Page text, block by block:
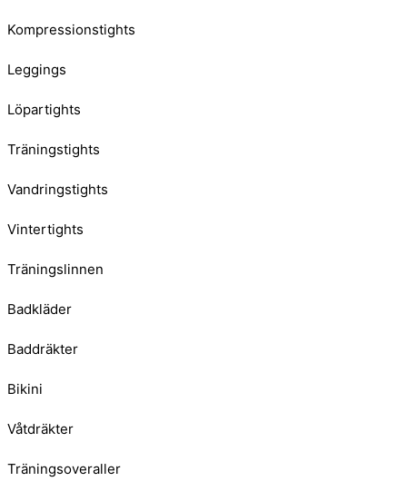
Kompressionstights
Leggings
Löpartights
Träningstights
Vandringstights
Vintertights
Träningslinnen
Badkläder
Baddräkter
Bikini
Våtdräkter
Träningsoveraller